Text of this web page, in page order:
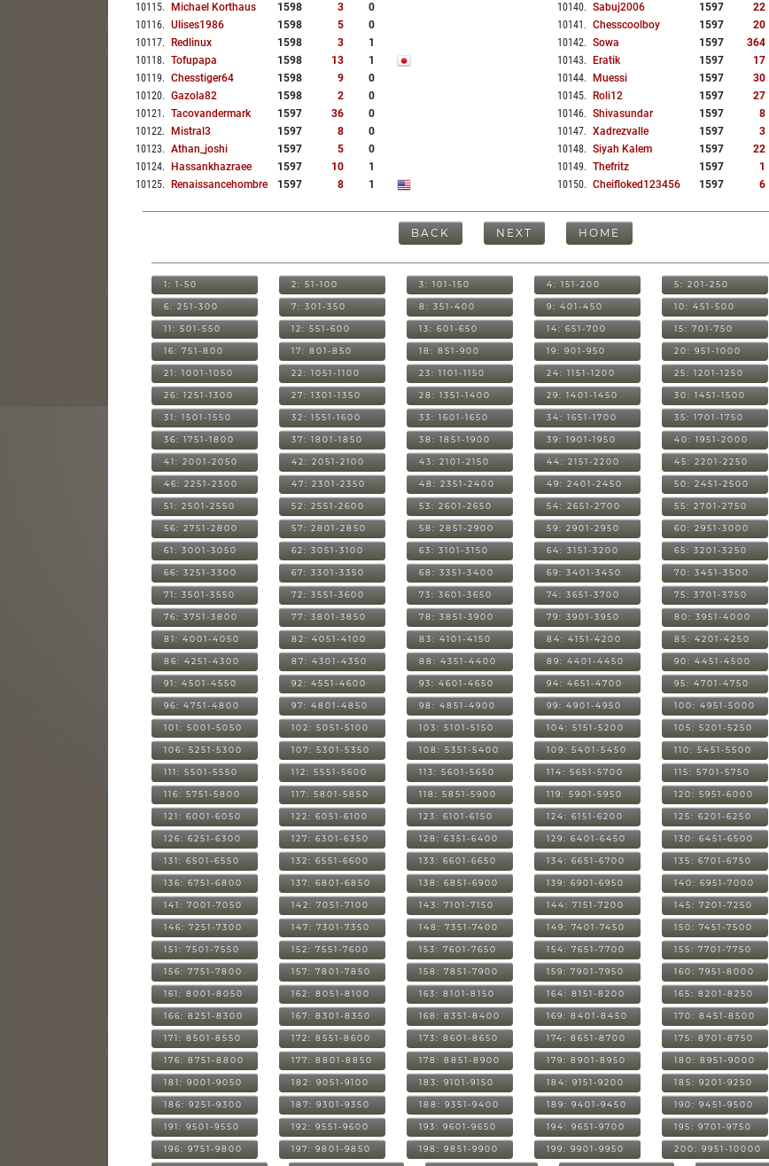
10115. Michael Korthaus 1598 3
0
10116. Ulises1986 1598 5
0
10117. Redlinux 1598 3
1
10118. Tofupapa 1598 13
1
10119. Chesstiger64 1598 9
0
10120. Gazola82 1598 2
0
10121 . Tacovandermark 1597 36
0
10122. Mistral3 1597 8
0
10123. Athan_joshi 1597 5
0
10124. Hassankhazraee 1597 10
1
10125. Renaissancehombre 1597 8 1
10140. Sabuj2006 1597 22
10141 . Chesscoolboy 1597 20
10142. Sowa 1597 364
10143. Eratik 1597 17
10144. Muessi 1597 30
10145. Roli12 1597 27
10146. Shivasundar 1597 8
10147. Xadrezvalle 1597 3
10148. Siyah Kalem 1597 22
10149. Thefritz 1597 1
10150. Cheifloked123456 1597 6
BACK NEXT HOME
1: 1-50 2: 51-100 3: 101-150 4: 151-200 5: 201-250
6: 251-300 7: 301-350 8: 351-400 9: 401-450 10: 451-500
11: 501-550 12: 551-600 13: 601-650 14: 651-700 15: 701-750
16: 751-800 17: 801-850 18: 851-900 19: 901-950 20: 951-1000
21: 1001-1050 22: 1051-1100 23: 1101-1150 24: 1151-1200 25: 1201-1250
26: 1251-1300 27: 1301-1350 28: 1351-1400 29: 1401-1450 30: 1451-1500
31: 1501-1550 32: 1551-1600 33: 1601-1650 34: 1651-1700 35: 1701-1750
36: 1751-1800 37: 1801-1850 38: 1851-1900 39: 1901-1950 40: 1951-2000
41: 2001-2050 42: 2051-2100 43: 2101-2150 44: 2151-2200 45: 2201-2250
46: 2251-2300 47: 2301-2350 48: 2351-2400 49: 2401-2450 50: 2451-2500
51: 2501-2550 52: 2551-2600 53: 2601-2650 54: 2651-2700 55: 2701-2750
56: 2751-2800 57: 2801-2850 58: 2851-2900 59: 2901-2950 60: 2951-3000
61: 3001-3050 62: 3051-3100 63: 3101-3150 64: 3151-3200 65: 3201-3250
66: 3251-3300 67: 3301-3350 68: 3351-3400 69: 3401-3450 70: 3451-3500
71: 3501-3550 72: 3551-3600 73: 3601-3650 74: 3651-3700 75: 3701-3750
76: 3751-3800 77: 3801-3850 78: 3851-3900 79: 3901-3950 80: 3951-4000
81: 4001-4050 82: 4051-4100 83: 4101-4150 84: 4151-4200 85: 4201-4250
86: 4251-4300 87: 4301-4350 88: 4351-4400 89: 4401-4450 90: 4451-4500
91: 4501-4550 92: 4551-4600 93: 4601-4650 94: 4651-4700 95: 4701-4750
96: 4751-4800 97: 4801-4850 98: 4851-4900 99: 4901-4950 100: 4951-5000
101: 5001-5050 102: 5051-5100 103: 5101-5150 104: 5151-5200 105: 5201-5250
106: 5251-5300 107: 5301-5350 108: 5351-5400 109: 5401-5450 110: 5451-5500
111: 5501-5550 112: 5551-5600 113: 5601-5650 114: 5651-5700 115: 5701-5750
116: 5751-5800 117: 5801-5850 118: 5851-5900 119: 5901-5950 120: 5951-6000
121: 6001-6050 122: 6051-6100 123: 6101-6150 124: 6151-6200 125: 6201-6250
126: 6251-6300 127: 6301-6350 128: 6351-6400 129: 6401-6450 130: 6451-6500
131: 6501-6550 132: 6551-6600 133: 6601-6650 134: 6651-6700 135: 6701-6750
136: 6751-6800 137: 6801-6850 138: 6851-6900 139: 6901-6950 140: 6951-7000
141: 7001-7050 142: 7051-7100 143: 7101-7150 144: 7151-7200 145: 7201-7250
146: 7251-7300 147: 7301-7350 148: 7351-7400 149: 7401-7450 150: 7451-7500
151: 7501-7550 152: 7551-7600 153: 7601-7650 154: 7651-7700 155: 7701-7750
156: 7751-7800 157: 7801-7850 158: 7851-7900 159: 7901-7950 160: 7951-8000
161: 8001-8050 162: 8051-8100 163: 8101-8150 164: 8151-8200 165: 8201-8250
166: 8251-8300 167: 8301-8350 168: 8351-8400 169: 8401-8450 170: 8451-8500
171: 8501-8550 172: 8551-8600 173: 8601-8650 174: 8651-8700 175: 8701-8750
176: 8751-8800 177: 8801-8850 178: 8851-8900 179: 8901-8950 180: 8951-9000
181: 9001-9050 182: 9051-9100 183: 9101-9150 184: 9151-9200 185: 9201-9250
186: 9251-9300 187: 9301-9350 188: 9351-9400 189: 9401-9450 190: 9451-9500
191: 9501-9550 192: 9551-9600 193: 9601-9650 194: 9651-9700 195: 9701-9750
196: 9751-9800 197: 9801-9850 198: 9851-9900 199: 9901-9950 200: 9951-10000